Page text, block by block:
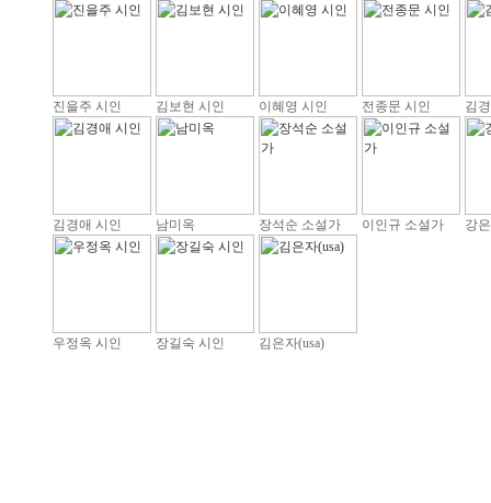
진을주 시인 김보현 시인 이혜영 시인 전종문 시인 김
김경애 시인 남미옥 장석순 소설가 이인규 소설가 강
우정옥 시인 장길숙 시인 김은자(usa)